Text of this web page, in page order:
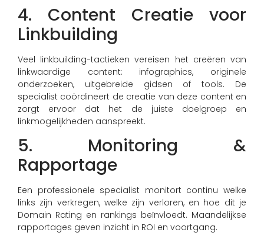
4. Content Creatie voor
Linkbuilding
Veel linkbuilding-tactieken vereisen het creëren van
linkwaardige content: infographics, originele
onderzoeken, uitgebreide gidsen of tools. De
specialist coördineert de creatie van deze content en
zorgt ervoor dat het de juiste doelgroep en
linkmogelijkheden aanspreekt.
5. Monitoring &
Rapportage
Een professionele specialist monitort continu welke
links zijn verkregen, welke zijn verloren, en hoe dit je
Domain Rating en rankings beïnvloedt. Maandelijkse
rapportages geven inzicht in ROI en voortgang.